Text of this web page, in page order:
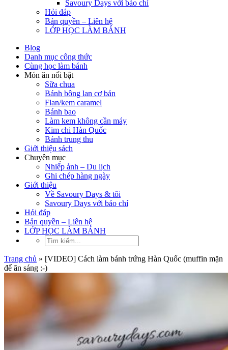
Savoury Days với báo chí
Hỏi đáp
Bản quyền – Liên hệ
LỚP HỌC LÀM BÁNH
Blog
Danh mục công thức
Cùng học làm bánh
Món ăn nổi bật
Sữa chua
Bánh bông lan cơ bản
Flan/kem caramel
Bánh bao
Làm kem không cần máy
Kim chi Hàn Quốc
Bánh trung thu
Giới thiệu sách
Chuyên mục
Nhiếp ảnh – Du lịch
Ghi chép hàng ngày
Giới thiệu
Về Savoury Days & tôi
Savoury Days với báo chí
Hỏi đáp
Bản quyền – Liên hệ
LỚP HỌC LÀM BÁNH
Trang chủ » [VIDEO] Cách làm bánh trứng Hàn Quốc (muffin mặn
để ăn sáng :-)